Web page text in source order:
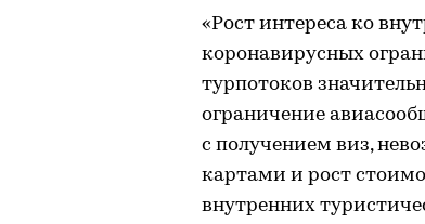
«Рост интереса ко
коронавирусных
турпотоков
ограничение
с получением виз,
картами и рост
внутренних